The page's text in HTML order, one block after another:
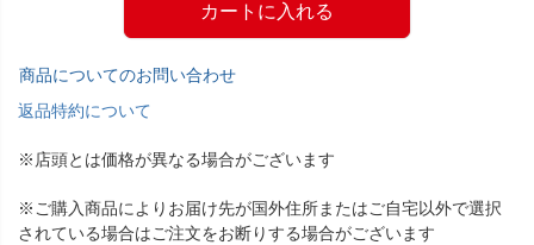
カートに入れる
商品についてのお問い合わせ
返品特約について
※店頭とは価格が異なる場合がございます
※ご購入商品によりお届け先が国外住所またはご自宅以外で選択
されている場合はご注文をお断りする場合がございます